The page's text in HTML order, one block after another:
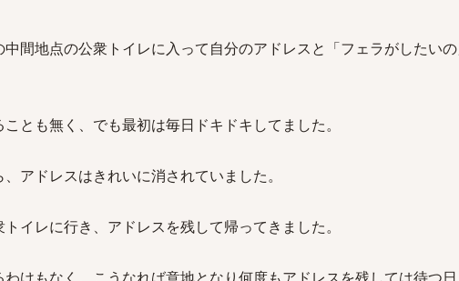
間地点の公衆トイレに入って自分のアドレスと「フェラがしたい
とも無く、でも最初は毎日ドキドキしてました。
アドレスはきれいに消されていました。
イレに行き、アドレスを残して帰ってきました。